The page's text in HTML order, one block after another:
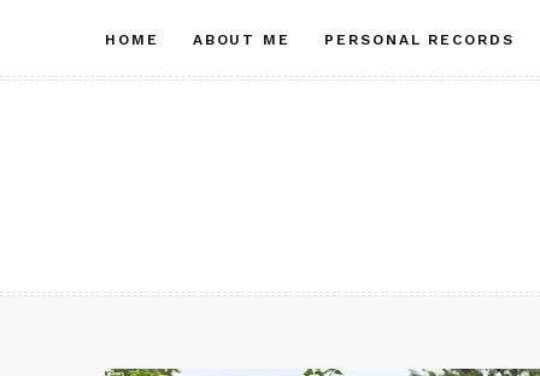
content
HOME ABOUT ME PERSONAL RECORDS